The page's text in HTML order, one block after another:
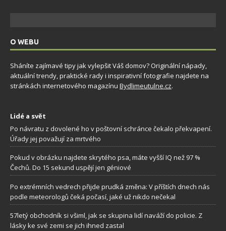
O WEBU
Sháníte zajímavé tipy jak vylepšit Váš domov? Originální nápady,
aktuální trendy, praktické rady i inspirativní fotografie najdete na
stránkách internetového magazínu Bydlimeutulne.cz.
Lidé a svět
Po návratu z dovolené ho v poštovní schránce čekalo překvapení.
Úřady jej považují za mrtvého
Pokud v obrázku najdete skrytého psa, máte vyšší IQ než 97 %
Čechů. Do 15 sekund uspějí jen géniové
Po extrémních vedrech přijde prudká změna: V příštích dnech nás
podle meteorologů čeká počasí, jaké už nikdo nečekal
57letý obchodník si všiml, jak se skupina lidí naváží do policie. Z
lásky ke své zemi se jich ihned zastal